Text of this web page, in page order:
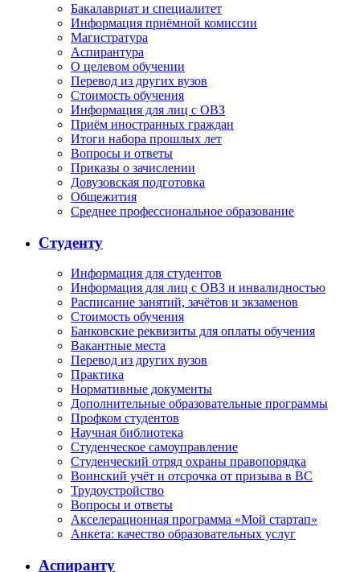
Бакалавриат и специалитет
Информация приёмной комиссии
Магистратура
Аспирантура
О целевом обучении
Перевод из других вузов
Стоимость обучения
Информация для лиц с ОВЗ
Приём иностранных граждан
Итоги набора прошлых лет
Вопросы и ответы
Приказы о зачислении
Довузовская подготовка
Общежития
Среднее профессиональное образование
Студенту
Информация для студентов
Информация для лиц с ОВЗ и инвалидностью
Расписание занятий, зачётов и экзаменов
Стоимость обучения
Банковские реквизиты для оплаты обучения
Вакантные места
Перевод из других вузов
Практика
Нормативные документы
Дополнительные образовательные программы
Профком студентов
Научная библиотека
Студенческое самоуправление
Студенческий отряд охраны правопорядка
Воинский учёт и отсрочка от призыва в ВС
Трудоустройство
Вопросы и ответы
Акселерационная программа «Мой стартап»
Анкета: качество образовательных услуг
Аспиранту